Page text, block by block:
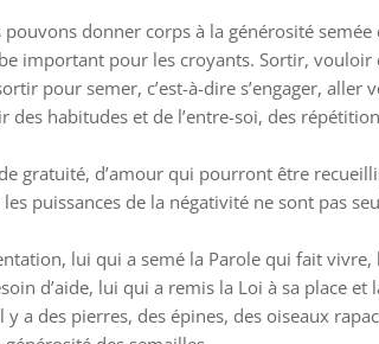
donner corps à la générosité
important pour les croyants. Sortir,
pour semer, c’est-à-dire s’engager, aller
habitudes et de l’entre-soi, des
gratuité, d’amour qui pourront être
puissances de la négativité ne sont pas
lui qui a semé la Parole qui fait
d’aide, lui qui a remis la Loi à sa place
a des pierres, des épines, des oiseaux